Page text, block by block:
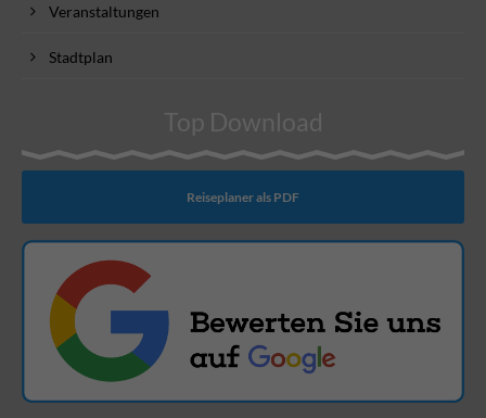
Veranstaltungen
Stadtplan
Top Download
Reiseplaner als PDF